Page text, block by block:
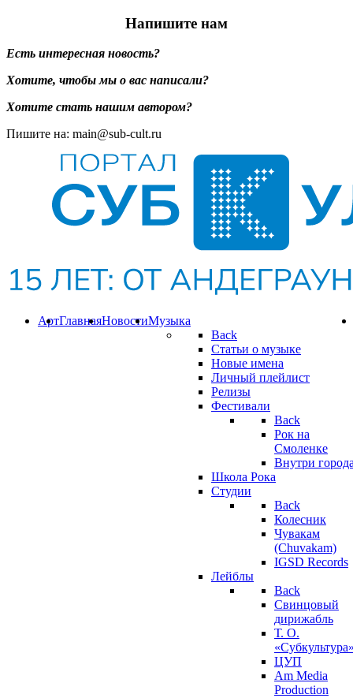
Напишите нам
Есть интересная новость?
Хотите, чтобы мы о вас написали?
Хотите стать нашим автором?
Пишите на: main@sub-cult.ru
Музыка
Back
Статьи о музыке
Новые имена
Личный плейлист
Релизы
Фестивали
Back
Рок на
Смоленке
Внутри
Школа Рока
Студии
Back
Колесник
Чувакам
(Chuvakam)
IGSD Records
Лейблы
Back
Свинцовый
дирижабль
Т. О.
ЦУП
Am Media
Production
Новости
Главная
Арт